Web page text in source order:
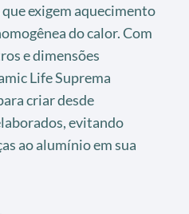
exigem aquecimento
do calor. Com
e dimensões
Life Suprema
criar desde
evitando
ao alumínio em sua